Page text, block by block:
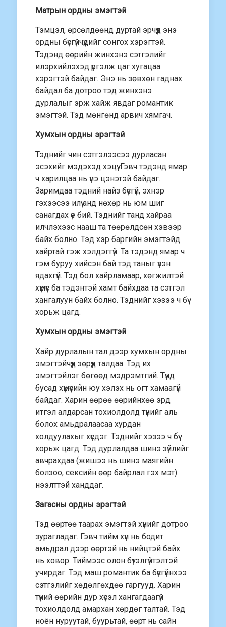
Матрын ордны эмэгтэй
Тэмцэл, өрсөлдөөнд дуртай эрчүүд энэ
ордны бүсгүйчүүдийг сонгох хэрэгтэй.
Тэдэнд өөрийн жинхэнэ сэтгэлийг
илэрхийлэхэд үргэлж цаг хугацаа
хэрэгтэй байдаг. Энэ нь зөвхөн гаднах
байдал ба дотроо тэд жинхэнэ
дурлалыг эрж хайж явдаг романтик
эмэгтэй. Тэд мөнгөнд арвич хямгач.
Хумхын ордны эрэгтэй
Тэднийг чин сэтгэлээсээ дурласан
эсэхийг мэдэхэд хэцүү. Гэвч тэдэнд ямар
ч харилцаа нь үнэ цэнэтэй байдаг.
Заримдаа тэдний найз бүсгүй, эхнэр
гэхээсээ илүү анд нөхөр нь юм шиг
санагдах үе бий. Тэднийг танд хайраа
илчлэхээс нааш та төөрөлдсөн хэвээр
байх болно. Тэд хэр баргийн эмэгтэйд
хайртай гэж хэлдэггүй. Та тэдэнд ямар ч
гэм буруу хийсэн бай тэд таныг үзэн
ядахгүй. Тэд бол хайрламаар, хөгжилтэй
хүмүүс ба тэдэнтэй хамт байхдаа та сэтгэл
хангалуун байх болно. Тэднийг хэзээ ч бүү
хорьж цагд.
Хумхын ордны эмэгтэй
Хайр дурлалын тал дээр хумхын ордны
эмэгтэйчүүд зөрүүд талдаа. Тэд их
эмэгтэйлэг бөгөөд мэдрэмтгий. Түүнд
бусад хүмүүсийн юу хэлэх нь огт хамаагүй
байдаг. Харин өөрөө өөрийнхөө эрд
итгэл алдарсан тохиолдолд түүнийг аль
болох амьдралаасаа хурдан
холдуулахыг хүсдэг. Тэднийг хэзээ ч бүү
хорьж цагд. Тэд дурлалдаа шинэ зүйлийг
авчрахдаа (жишээ нь шинэ маягийн
болзоо, сексийн өөр байрлал гэх мэт)
нээлттэй ханддаг.
Загасны ордны эрэгтэй
Тэд өөртөө таарах эмэгтэй хүнийг дотроо
зурагладаг. Гэвч тийм хүн нь бодит
амьдрал дээр өөртэй нь нийцтэй байх
нь ховор. Тиймээс олон бүтэлгүйтэлтэй
учирдаг. Тэд маш романтик ба бүсгүйнхээ
сэтгэлийг хөдөлгөхдөө гаргууд. Харин
түүний өөрийн дур хүсэл хангагдаагүй
тохиолдолд амархан хөрдөг талтай. Тэд
ноён нуруутай, буурьтай, өөрт нь сайн